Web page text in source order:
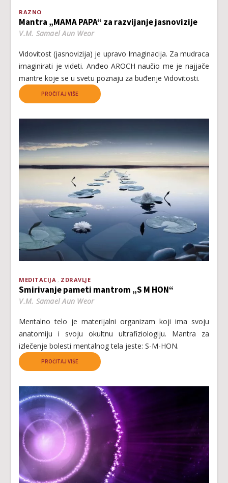
RAZNO
Mantra „MAMA PAPA“ za razvijanje jasnovizije
V.M. Samael Aun Weor
Vidovitost (jasnovizija) je upravo Imaginacija. Za mudraca
imaginirati je videti. Anđeo AROCH naučio me je najjače
mantre koje se u svetu poznaju za buđenje Vidovitosti.
PROČITAJ VIŠE
MEDITACIJA ZDRAVLJE
Smirivanje pameti mantrom „S M HON“
V.M. Samael Aun Weor
Mentalno telo je materijalni organizam koji ima svoju
anatomiju i svoju okultnu ultrafiziologiju. Mantra za
izlečenje bolesti mentalnog tela jeste: S-M-HON.
PROČITAJ VIŠE